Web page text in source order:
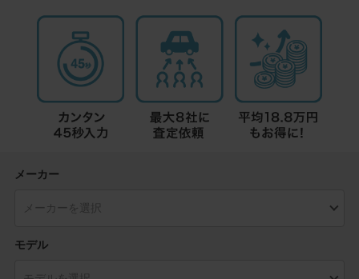
メーカー
モデル